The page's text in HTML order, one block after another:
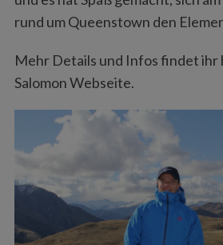
rund um Queenstown den
Mehr Details und Infos findet ihr
Salomon Webseite.